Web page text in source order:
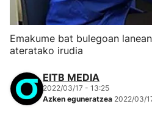
Emakume bat bulegoan
ateratako irudia
EITB MEDIA
2022/03/17 - 13:25
Azken eguneratzea 2022/03/